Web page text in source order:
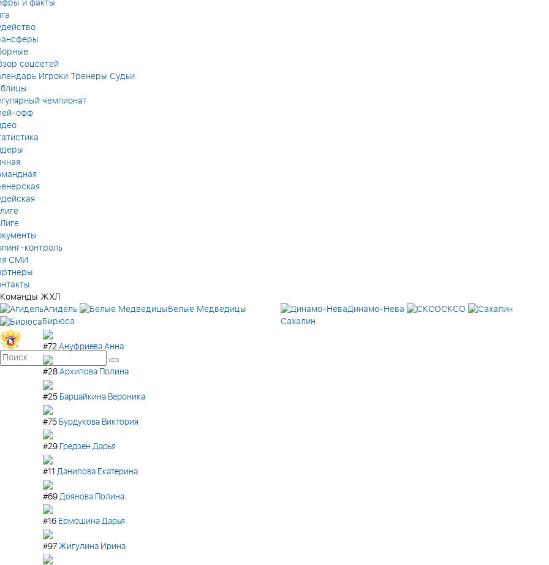
и факты
соцсетей
Игроки Тренеры Судьи
чемпионат
офф
контроль
СМИ
Команды ЖХЛ
Агидель
Белые Медведицы
Бирюса
Динамо-Нева
СКСО
Сахалин
#72 Ануфриева Анна
#28 Архипова Полина
#25 Барцайкина Вероника
#75 Бурдукова Виктория
#29 Гредзен Дарья
#11 Данилова Екатерина
#69 Доянова Полина
#16 Ермошина Дарья
#97 Жигулина Ирина